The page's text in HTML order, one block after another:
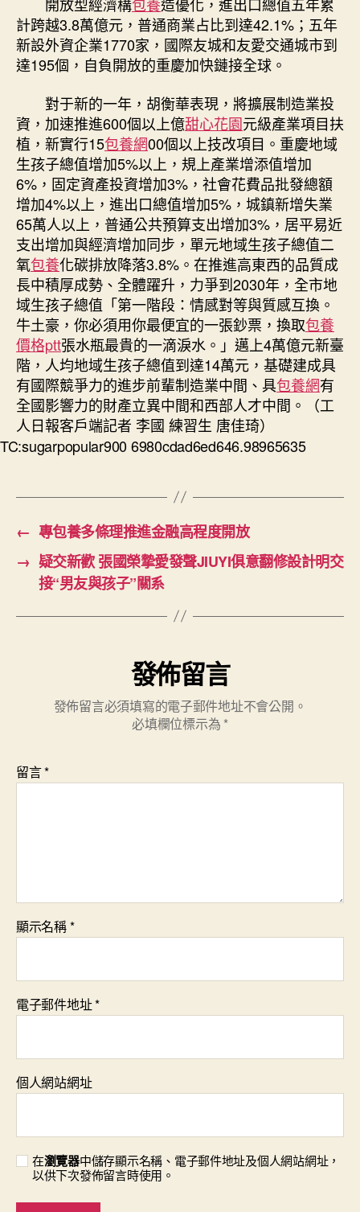
計跨越3.8萬億元，普通商業占比到達42.1%；五年
新設外資企業1770家，國際友城和友愛交通城市到
達195個，自負開放的重慶加快鏈接全球。
對于新的一年，胡衡華表現，將擴展制造業投
資，加速推進600個以上億甜心花園元級產業項目扶
植，新實行15包養網00個以上技改項目。重慶地域
生孩子總值增加5%以上，規上產業增添值增加
6%，固定資產投資增加3%，社會花費品批發總額
增加4%以上，進出口總值增加5%，城鎮新增失業
65萬人以上，普通公共預算支出增加3%，居平易近
支出增加與經濟增加同步，單元地域生孩子總值二
氧包養化碳排放降落3.8%。在推進高東西的品質成
長中積厚成勢、全體躍升，力爭到2030年，全市地
域生孩子總值「第一階段：情感對等與質感互換。
牛土豪，你必須用你最便宜的一張鈔票，換取包養
價格ptt張水瓶最貴的一滴淚水。」邁上4萬億元新臺
階，人均地域生孩子總值到達14萬元，基礎建成具
有國際競爭力的進步前輩制造業中間、具包養網有
全國影響力的財產立異中間和西部人才中間。（工
人日報客戶端記者 李國 練習生 唐佳琦）
TC:sugarpopular900 6980cdad6ed646.98965635
← 專包養多條理推進金融高程度開放
→ 疑交新歡 張國榮摯愛發聲JIUYI俱意翻修設計明交
接“男友與孩子”關系
發佈留言
發佈留言必須填寫的電子郵件地址不會公開。
必填欄位標示為 *
留言*
顯示名稱*
電子郵件地址*
個人網站網址
在瀏覽器中儲存顯示名稱、電子郵件地址及個人網站網址，
以供下次發佈留言時使用。